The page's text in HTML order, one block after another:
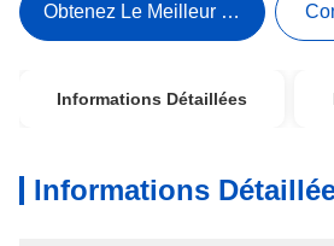
Obtenez Le Meilleur Prix
Informations Détaillées
Informations